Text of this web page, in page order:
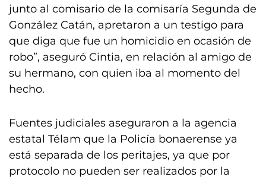
junto al comisario de la comisaría Segunda de
González Catán, apretaron a un testigo para
que diga que fue un homicidio en ocasión de
robo”, aseguró Cintia, en relación al amigo de
su hermano, con quien iba al momento del
hecho.
Fuentes judiciales aseguraron a la agencia
estatal Télam que la Policía bonaerense ya
está separada de los peritajes, ya que por
protocolo no pueden ser realizados por la